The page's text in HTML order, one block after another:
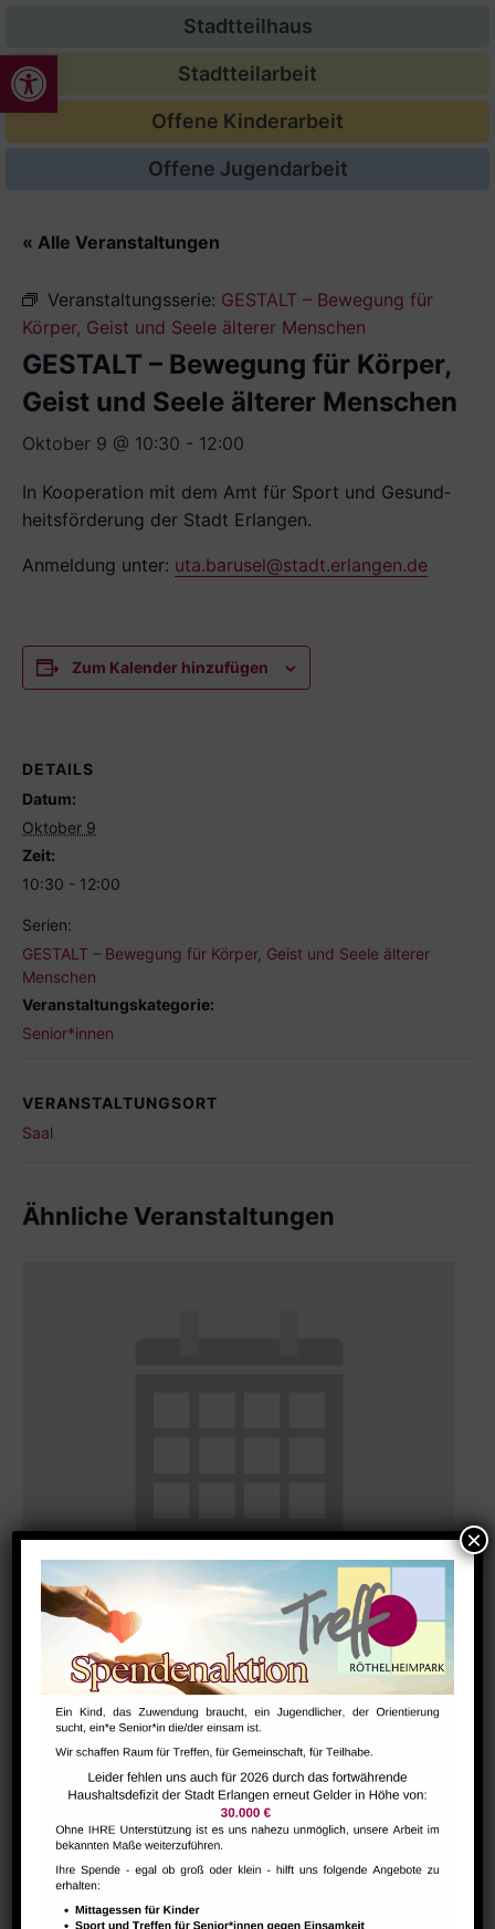
Werkzeugleiste öffnen
Stadtteilhaus
Stadtteilarbeit
Offene Kinderarbeit
Offene Jugendarbeit
« Alle Veranstaltungen
Veranstaltungsserie: GESTALT – Bewegung für
Körper, Geist und Seele älterer Menschen
GESTALT – Bewegung für Körper,
Geist und Seele älterer Menschen
Oktober 9 @ 10:30 - 12:00
In Kooperation mit dem Amt für Sport und Gesund­
heitsförderung der Stadt Erlangen.
Anmeldung unter: uta.barusel@stadt.erlangen.de
Zum Kalender hinzufügen
DETAILS
Datum:
Oktober 9
Zeit:
10:30 - 12:00
Serien:
GESTALT – Bewegung für Körper, Geist und Seele älterer
Menschen
Veranstaltungskategorie:
Senior*innen
VERANSTALTUNGSORT
Saal
Ähnliche Veranstaltungen
Morgentreff für Menschen ab 60 Jahren
August 10 @ 9:30 -